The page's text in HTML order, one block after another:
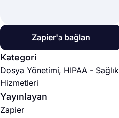
Zapier'a bağlan
Kategori
Dosya Yönetimi, HIPAA - Sağlık
Hizmetleri
Yayınlayan
Zapier